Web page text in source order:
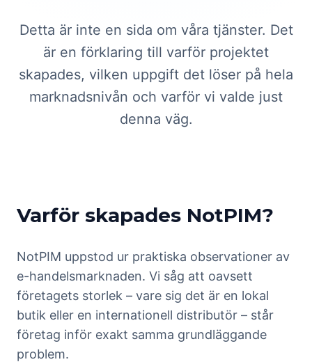
Detta är inte en sida om våra tjänster. Det
är en förklaring till varför projektet
skapades, vilken uppgift det löser på hela
marknadsnivån och varför vi valde just
denna väg.
Varför skapades NotPIM?
NotPIM uppstod ur praktiska observationer av
e-handelsmarknaden. Vi såg att oavsett
företagets storlek – vare sig det är en lokal
butik eller en internationell distributör – står
företag inför exakt samma grundläggande
problem.